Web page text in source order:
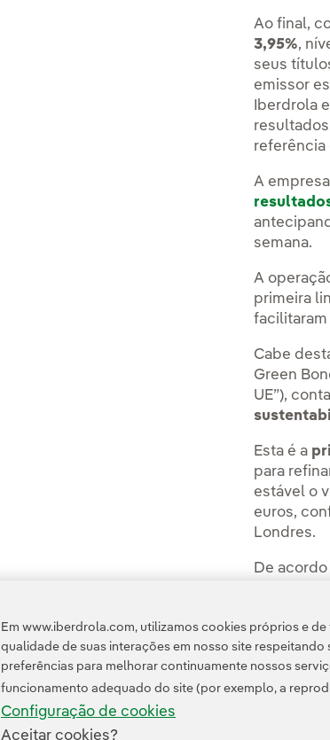
Ao final,
3,95%,
seus
emissor
Iberdrola
referência
A
semana.
A
primeira
facilitaram
Cabe
Green
UE”),
Esta é a
para
estável o
euros,
Londres.
De
de 2024,
Em www.iberdrola.com, utilizamos cookies próprios e
qualidade de suas interações em nosso site
preferências para melhorar continuamente nossos
funcionamento adequado do site (por exemplo, a
Configuração de cookies
Aceitar cookies?